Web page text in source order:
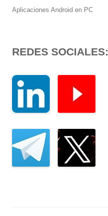
Aplicaciones Android en PC
REDES SOCIALES: